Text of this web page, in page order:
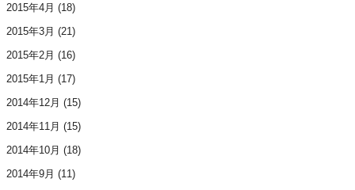
2015年4月 (18)
2015年3月 (21)
2015年2月 (16)
2015年1月 (17)
2014年12月 (15)
2014年11月 (15)
2014年10月 (18)
2014年9月 (11)